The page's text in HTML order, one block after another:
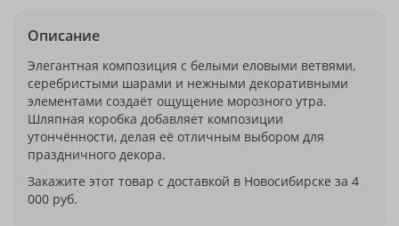
Описание
Элегантная композиция с белыми еловыми ветвями,
серебристыми шарами и нежными декоративными
элементами создаёт ощущение морозного утра.
Шляпная коробка добавляет композиции
утончённости, делая её отличным выбором для
праздничного декора.
Закажите этот товар с доставкой в Новосибирске за 4
000 руб.